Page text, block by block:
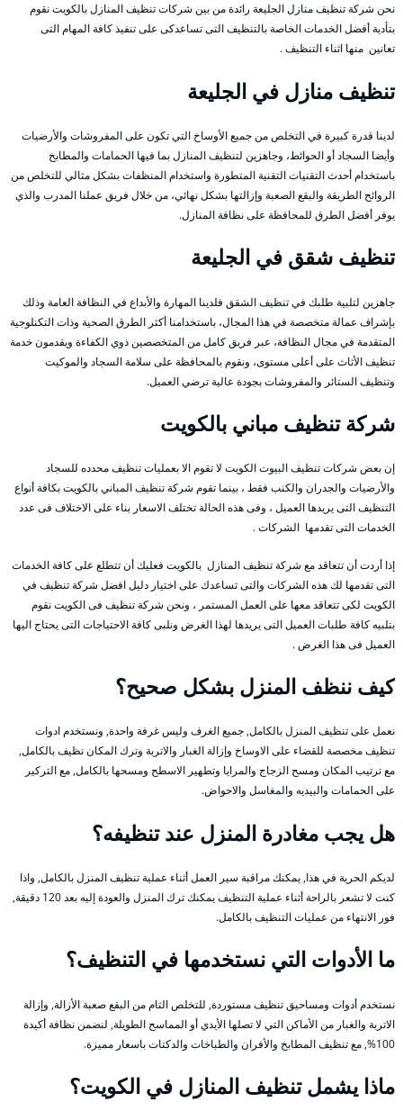
نحن شركة تنظيف منازل الجليعة رائدة من بين شركات تنظيف المنازل بالكويت نقوم
بتأدية أفضل الخدمات الخاصة بالتنظيف التى تساعدكى على تنفيذ كافة المهام التى
تعانين منها اثناء التنظيف .
تنظيف منازل في الجليعة
لدينا قدرة كبيرة في التخلص من جميع الأوساخ التي تكون على المفروشات والأرضيات
وأيضا السجاد أو الحوائط، وجاهزين لتنظيف المنازل بما فيها الحمامات والمطابخ
باستخدام أحدث التقنيات التقنية المتطورة واستخدام المنظفات بشكل مثالي للتخلص من
الروائح الطريقة والبقع الصعبة وإزالتها بشكل نهائي، من خلال فريق عملنا المدرب والذي
يوفر أفضل الطرق للمحافظة على نظافة المنازل.
تنظيف شقق في الجليعة
جاهزين لتلبية طلبك في تنظيف الشقق فلدينا المهارة والأبداع في النظافة العامة وذلك
بإشراف عمالة متخصصة في هذا المجال، باستخدامنا أكثر الطرق الصحية وذات التكنلوجية
المتقدمة في مجال النظافة، عبر فريق كامل من المتخصصين ذوي الكفاءة ويقدمون خدمة
تنظيف الأثاث على أعلى مستوى، ونقوم بالمحافظة على سلامة السجاد والموكيت
وتنظيف الستائر والمفروشات بجودة عالية ترضي العميل.
شركة تنظيف مباني بالكويت
إن بعض شركات تنظيف البيوت الكويت لا تقوم الا بعمليات تنظيف محدده للسجاد
والأرضيات والجدران والكنب فقط ، بينما تقوم شركة تنظيف المباني بالكويت بكافة أنواع
التنظيف التى يريدها العميل ، وفى هذه الحالة تختلف الاسعار بناء على الاختلاف فى عدد
الخدمات التى تقدمها الشركات .
إذا أردت أن تتعاقد مع شركة تنظيف المنازل بالكويت فعليك أن تتطلع على كافة الخدمات
التى تقدمها لك هذه الشركات والتى تساعدك على اختيار دليل افضل شركة تنظيف في
الكويت لكى تتعاقد معها على العمل المستمر ، ونحن شركة تنظيف فى الكويت نقوم
بتلبيه كافة طلبات العميل التى يريدها لهذا الغرض ونلبى كافة الاحتياجات التى يحتاج اليها
العميل فى هذا الغرض .
كيف ننظف المنزل بشكل صحيح؟
نعمل على تنظيف المنزل بالكامل, جميع الغرف وليس غرفة واحدة, ونستخدم ادوات
تنظيف مخصصة للقضاء على الاوساخ وإزالة الغبار والاتربة وترك المكان نظيف بالكامل,
مع ترتيب المكان ومسح الزجاج والمرايا وتطهير الاسطح ومسحها بالكامل, مع التركير
على الحمامات والبيديه والمغاسل والاحواض.
هل يجب مغادرة المنزل عند تنظيفه؟
لديكم الحرية في هذا, يمكنك مراقبة سير العمل أثناء عملية تنظيف المنزل بالكامل, واذا
كنت لا تشعر بالراحة أثناء عملية التنظيف يمكنك ترك المنزل والعودة إليه بعد 120 دقيقة,
فور الانتهاء من عمليات التنظيف بالكامل.
ما الأدوات التي نستخدمها في التنظيف؟
نستخدم أدوات ومساحيق تنظيف مستوردة, للتخلص التام من البقع صعبة الأزالة, وإزالة
الاتربة والغبار من الأماكن التي لا تصلها الأيدي أو المماسح الطويلة, لنضمن نظافة أكيدة
100%, مع تنظيف المطابخ والأفران والطباخات والدكتات باسعار مميزة.
ماذا يشمل تنظيف المنازل في الكويت؟